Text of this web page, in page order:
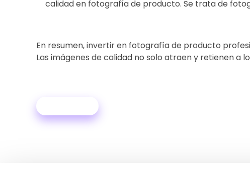
calidad en fotografía de producto. Se trata de
En resumen, invertir en fotografía de producto
Las imágenes de calidad no solo atraen y retienen a